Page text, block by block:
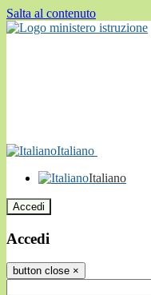
Salta al contenuto
Italiano
Italiano
Accedi
Accedi
button close ×